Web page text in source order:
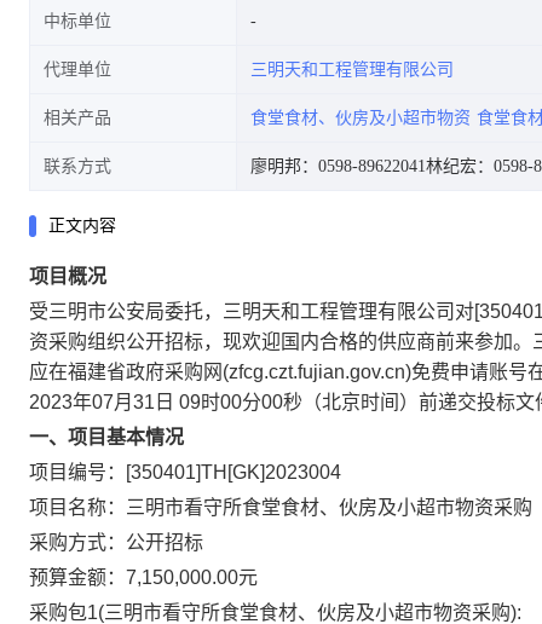
中标单位
代理单位 三明天和工程管理有限公司
相关产品 食堂食材、伙房及小超市物资 食堂食
联系方式 廖明邦：0598-89622041林纪宏：0598-
正文内容
项目概况
受三明市公安局委托， 三明天和工程管理有限公司 对
资采购组织公开招标，现欢迎国内合格的供应商前来参加
应在福建省政府采购网(zfcg.czt.fujian.gov.cn)免费申请账
2023年07月31日 09时00分00秒 （北京时间）前递交投标文
一、项目基本情况
项目编号：[350401]TH[GK]2023004
项目名称：三明市看守所食堂食材、伙房及小超市物资采购
采购方式：公开招标
预算金额：7,150,000.00元
采购包1(三明市看守所食堂食材、伙房及小超市物资采购):